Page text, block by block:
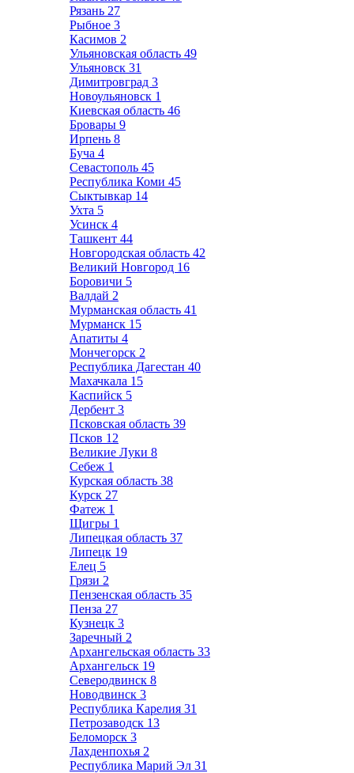
Рязань 27
Рыбное 3
Касимов 2
Ульяновская область 49
Ульяновск 31
Димитровград 3
Новоульяновск 1
Киевская область 46
Бровары 9
Ирпень 8
Буча 4
Севастополь 45
Республика Коми 45
Сыктывкар 14
Ухта 5
Усинск 4
Ташкент 44
Новгородская область 42
Великий Новгород 16
Боровичи 5
Валдай 2
Мурманская область 41
Мурманск 15
Апатиты 4
Мончегорск 2
Республика Дагестан 40
Махачкала 15
Каспийск 5
Дербент 3
Псковская область 39
Псков 12
Великие Луки 8
Себеж 1
Курская область 38
Курск 27
Фатеж 1
Щигры 1
Липецкая область 37
Липецк 19
Елец 5
Грязи 2
Пензенская область 35
Пенза 27
Кузнецк 3
Заречный 2
Архангельская область 33
Архангельск 19
Северодвинск 8
Новодвинск 3
Республика Карелия 31
Петрозаводск 13
Беломорск 3
Лахденпохья 2
Республика Марий Эл 31